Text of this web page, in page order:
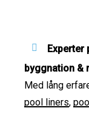
Experter
byggnation &
Med lång
pool liners,